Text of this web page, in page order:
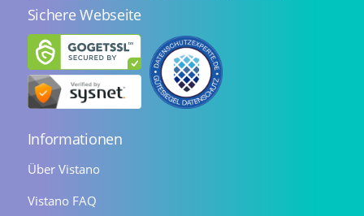
Sichere Webseite
Informationen
Über Vistano
Vistano FAQ